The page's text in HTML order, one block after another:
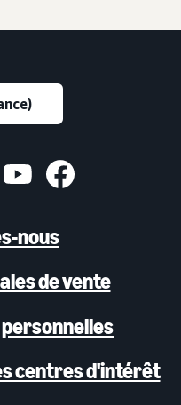
nous
de vente
centres d'intérêt